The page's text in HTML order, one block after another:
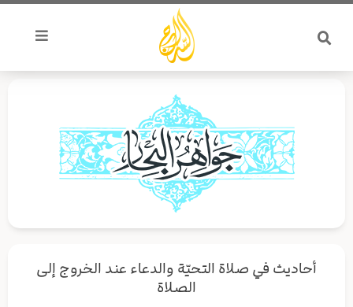
تخطي
المحتوى
أحاديث في صلاة التحيّة والدعاء عند الخروج إلى
الصلاة